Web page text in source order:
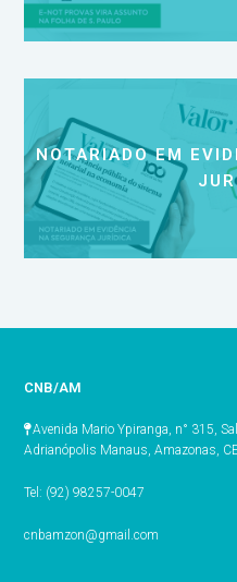
NOTARIADO EM
CNB/AM
Avenida Mario Ypiranga, n° 315,
Adrianópolis Manaus, Amazonas,
Tel: (92) 98257-0047
cnbamzon@gmail.com